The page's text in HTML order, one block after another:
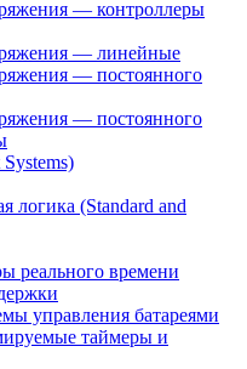
— контроллеры
— линейные
— постоянного
— постоянного
логика (Standard and
реального времени
управления батареями
таймеры и